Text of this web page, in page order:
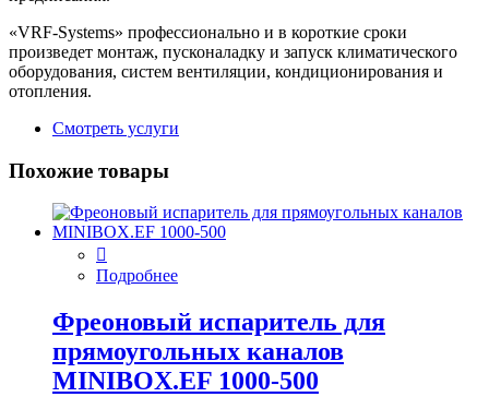
«VRF-Systems» профессионально и в короткие сроки
произведет монтаж, пусконаладку и запуск климатического
оборудования, систем вентиляции, кондиционирования и
отопления.
Смотреть услуги
Похожие товары
Подробнее
Фреоновый испаритель для
прямоугольных каналов
MINIBOX.EF 1000-500